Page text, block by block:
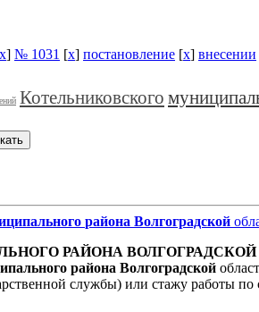
x] № 1031 [x] постановление [x] внесении
Котельниковского
района Волгоградской
РАЙОНА ВОЛГОГРАДСКОЙ
района Волгоградской
службы) или стажу работы